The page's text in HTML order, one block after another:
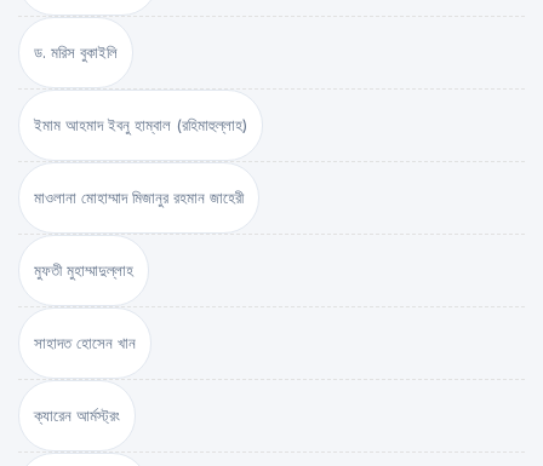
ড. মরিস বুকাইলি
ইমাম আহমাদ ইবনু হাম্বাল (রহিমাহুল্লাহ)
মাওলানা মোহাম্মাদ মিজানুর রহমান জাহেরী
মুফতী মুহাম্মাদুল্লাহ
সাহাদত হোসেন খান
ক্যারেন আর্মস্ট্রং